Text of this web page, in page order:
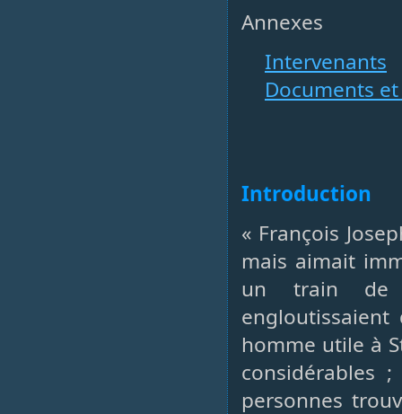
Annexes
Intervenants
Documents
Introduction
« François
mais aimait
un train de
homme utile à
considérables
personnes